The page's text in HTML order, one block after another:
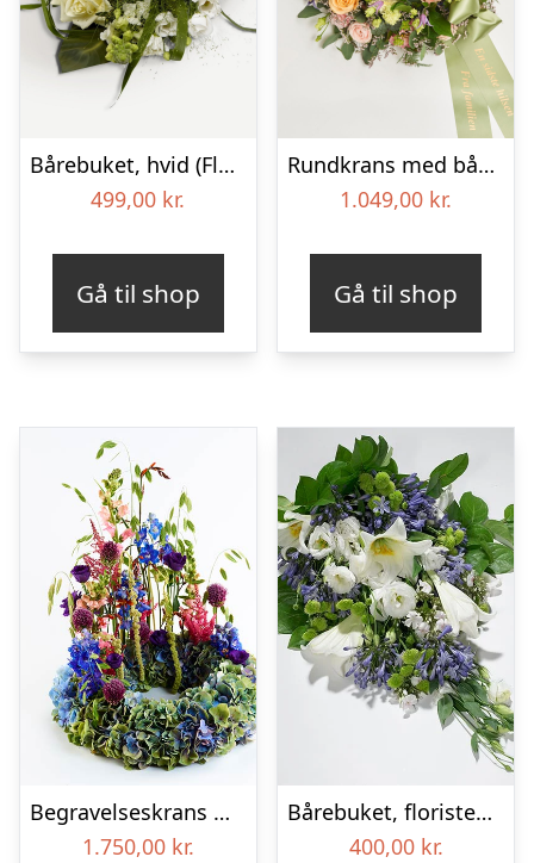
Bårebuket, hvid (Floristens kreative valg) med bånd
499,00 kr.
Gå til shop
Rundkrans med bånd – Floristens kreative valg
1.049,00 kr.
Gå til shop
Begravelseskrans med hortensia og farverige detaljer – Blomster til begravelse
1.750,00 kr.
Bårebuket, floristens valg – Blomster til begravelse
400,00 kr.